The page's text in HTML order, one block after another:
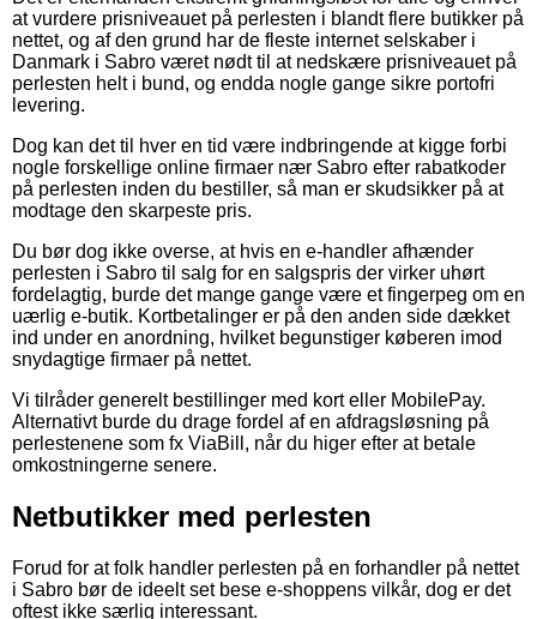
at vurdere prisniveauet på perlesten i blandt flere butikker på
nettet, og af den grund har de fleste internet selskaber i
Danmark i Sabro været nødt til at nedskære prisniveauet på
perlesten helt i bund, og endda nogle gange sikre portofri
levering.
Dog kan det til hver en tid være indbringende at kigge forbi
nogle forskellige online firmaer nær Sabro efter rabatkoder
på perlesten inden du bestiller, så man er skudsikker på at
modtage den skarpeste pris.
Du bør dog ikke overse, at hvis en e-handler afhænder
perlesten i Sabro til salg for en salgspris der virker uhørt
fordelagtig, burde det mange gange være et fingerpeg om en
uærlig e-butik. Kortbetalinger er på den anden side dækket
ind under en anordning, hvilket begunstiger køberen imod
snydagtige firmaer på nettet.
Vi tilråder generelt bestillinger med kort eller MobilePay.
Alternativt burde du drage fordel af en afdragsløsning på
perlestenene som fx ViaBill, når du higer efter at betale
omkostningerne senere.
Netbutikker med perlesten
Forud for at folk handler perlesten på en forhandler på nettet
i Sabro bør de ideelt set bese e-shoppens vilkår, dog er det
oftest ikke særlig interessant.